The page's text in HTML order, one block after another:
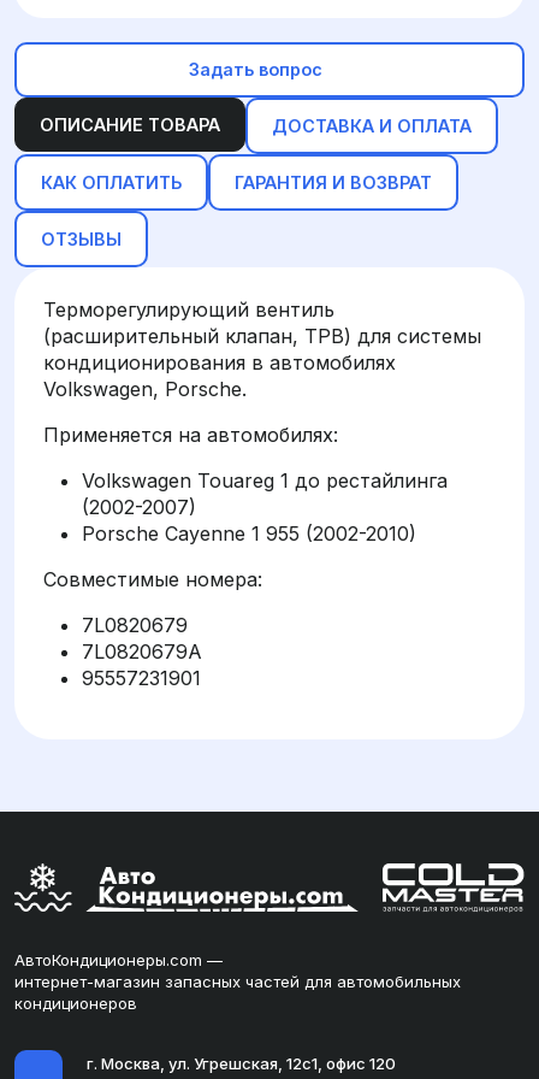
ОПИСАНИЕ ТОВАРА ДОСТАВКА И ОПЛАТА
КАК ОПЛАТИТЬ ГАРАНТИЯ И ВОЗВРАТ
ОТЗЫВЫ
Терморегулирующий вентиль
(расширительный клапан, ТРВ) для системы
кондиционирования в автомобилях
Volkswagen, Porsche.
Применяется на автомобилях:
Volkswagen Touareg 1 до рестайлинга
(2002-2007)
Porsche Cayenne 1 955 (2002-2010)
Совместимые номера:
7L0820679
7L0820679A
95557231901
Задать вопрос
АвтоКондиционеры.com —
интернет-магазин запасных частей для автомобильных
кондиционеров
г. Москва, ул. Угрешская, 12с1, офис 120